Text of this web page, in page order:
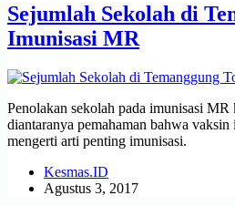
Sejumlah Sekolah di
Imunisasi MR
Penolakan sekolah pada imunisasi MR
diantaranya pemahaman bahwa
mengerti arti penting imunisasi.
Kesmas.ID
Agustus 3, 2017